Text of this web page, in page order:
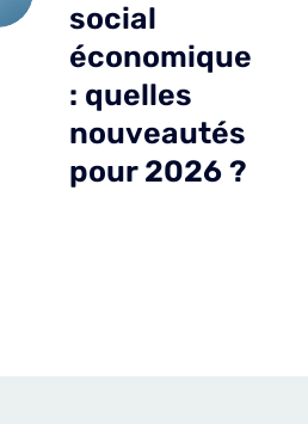
social
économique
: quelles
nouveautés
pour 2026 ?